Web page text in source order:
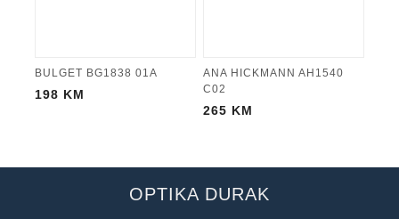
BULGET BG1838 01A
198 KM
ANA HICKMANN AH1540
C02
265 KM
OPTIKA DURAK